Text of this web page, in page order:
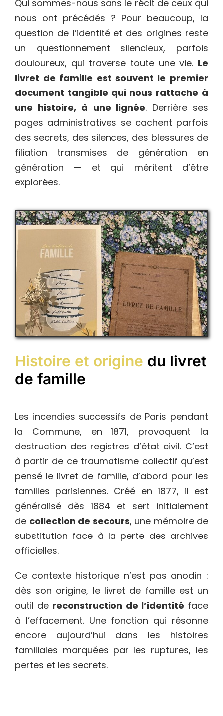
Qui sommes-nous sans le récit de ceux qui
nous ont précédés ? Pour beaucoup, la
question de l’identité et des origines reste
un questionnement silencieux, parfois
douloureux, qui traverse toute une vie. Le
livret de famille est souvent le premier
document tangible qui nous rattache à
une histoire, à une lignée. Derrière ses
pages administratives se cachent parfois
des secrets, des silences, des blessures de
filiation transmises de génération en
génération — et qui méritent d’être
explorées.
Histoire et origine du livret
de famille
Les incendies successifs de Paris pendant
la Commune, en 1871, provoquent la
destruction des registres d’état civil. C’est
à partir de ce traumatisme collectif qu’est
pensé le livret de famille, d’abord pour les
familles parisiennes. Créé en 1877, il est
généralisé dès 1884 et sert initialement
de collection de secours, une mémoire de
substitution face à la perte des archives
officielles.
Ce contexte historique n’est pas anodin :
dès son origine, le livret de famille est un
outil de reconstruction de l’identité face
à l’effacement. Une fonction qui résonne
encore aujourd’hui dans les histoires
familiales marquées par les ruptures, les
pertes et les secrets.